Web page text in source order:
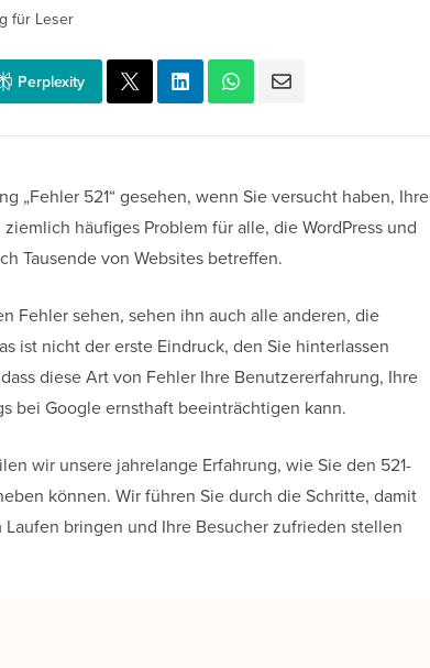
für Leser
Perplexity
„Fehler 521“ gesehen, wenn Sie versucht haben, Ihre
häufiges Problem für alle, die WordPress und
Tausende von Websites betreffen.
Fehler sehen, sehen ihn auch alle anderen, die
ist nicht der erste Eindruck, den Sie hinterlassen
diese Art von Fehler Ihre Benutzererfahrung, Ihre
bei Google ernsthaft beeinträchtigen kann.
wir unsere jahrelange Erfahrung, wie Sie den 521-
können. Wir führen Sie durch die Schritte, damit
bringen und Ihre Besucher zufrieden stellen